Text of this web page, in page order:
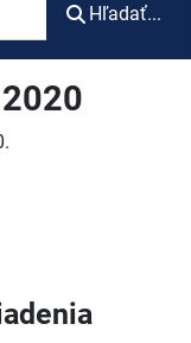
Hľadať...